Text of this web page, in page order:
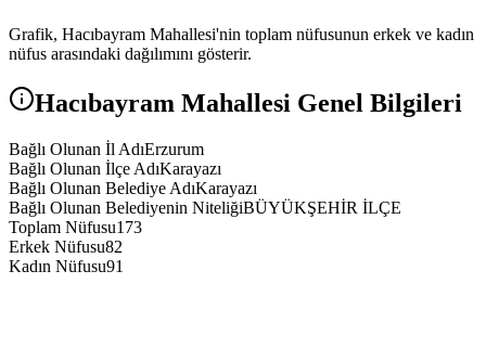
Grafik, Hacıbayram Mahallesi'nin toplam nüfusunun erkek ve kadın
nüfus arasındaki dağılımını gösterir.
Hacıbayram Mahallesi Genel Bilgileri
Bağlı Olunan İl AdıErzurum
Bağlı Olunan İlçe AdıKarayazı
Bağlı Olunan Belediye AdıKarayazı
Bağlı Olunan Belediyenin NiteliğiBÜYÜKŞEHİR İLÇE
Toplam Nüfusu173
Erkek Nüfusu82
Kadın Nüfusu91